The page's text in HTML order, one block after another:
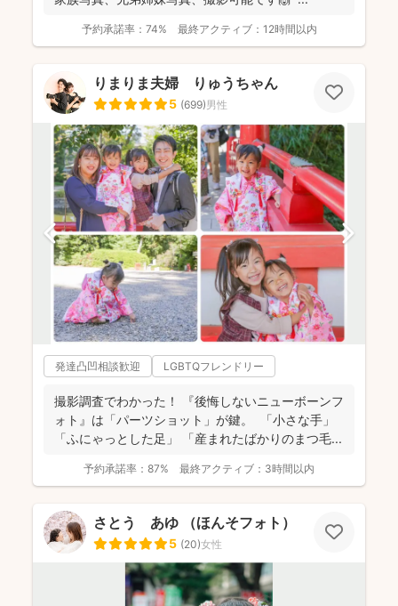
予約承諾率： 74% 最終アクティブ： 12時間以内
りまりま夫婦 りゅうちゃん
5 (699)男性
発達凸凹相談歓迎 LGBTQフレンドリー
撮影調査でわかった！ 『後悔しないニューボーンフ
ォト』は「パーツショット」が鍵。 「小さな手」
「ふにゃっとした足」 「産まれたばかりのまつ毛...
予約承諾率： 87% 最終アクティブ： 3時間以内
さとう あゆ （ほんそフォト）
5 (20)女性